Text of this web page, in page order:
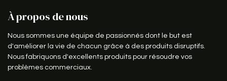
À propos de nous
Nous sommes une équipe de passionnés dont le but est
d'améliorer la vie de chacun grâce à des produits disruptifs.
Nous fabriquons d'excellents produits pour résoudre vos
problèmes commerciaux.